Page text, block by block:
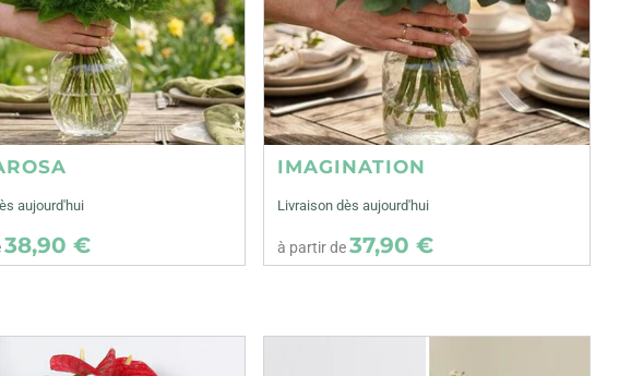
aujourd'hui
38,90 €
IMAGINATION
Livraison dès aujourd'hui
à partir de37,90 €